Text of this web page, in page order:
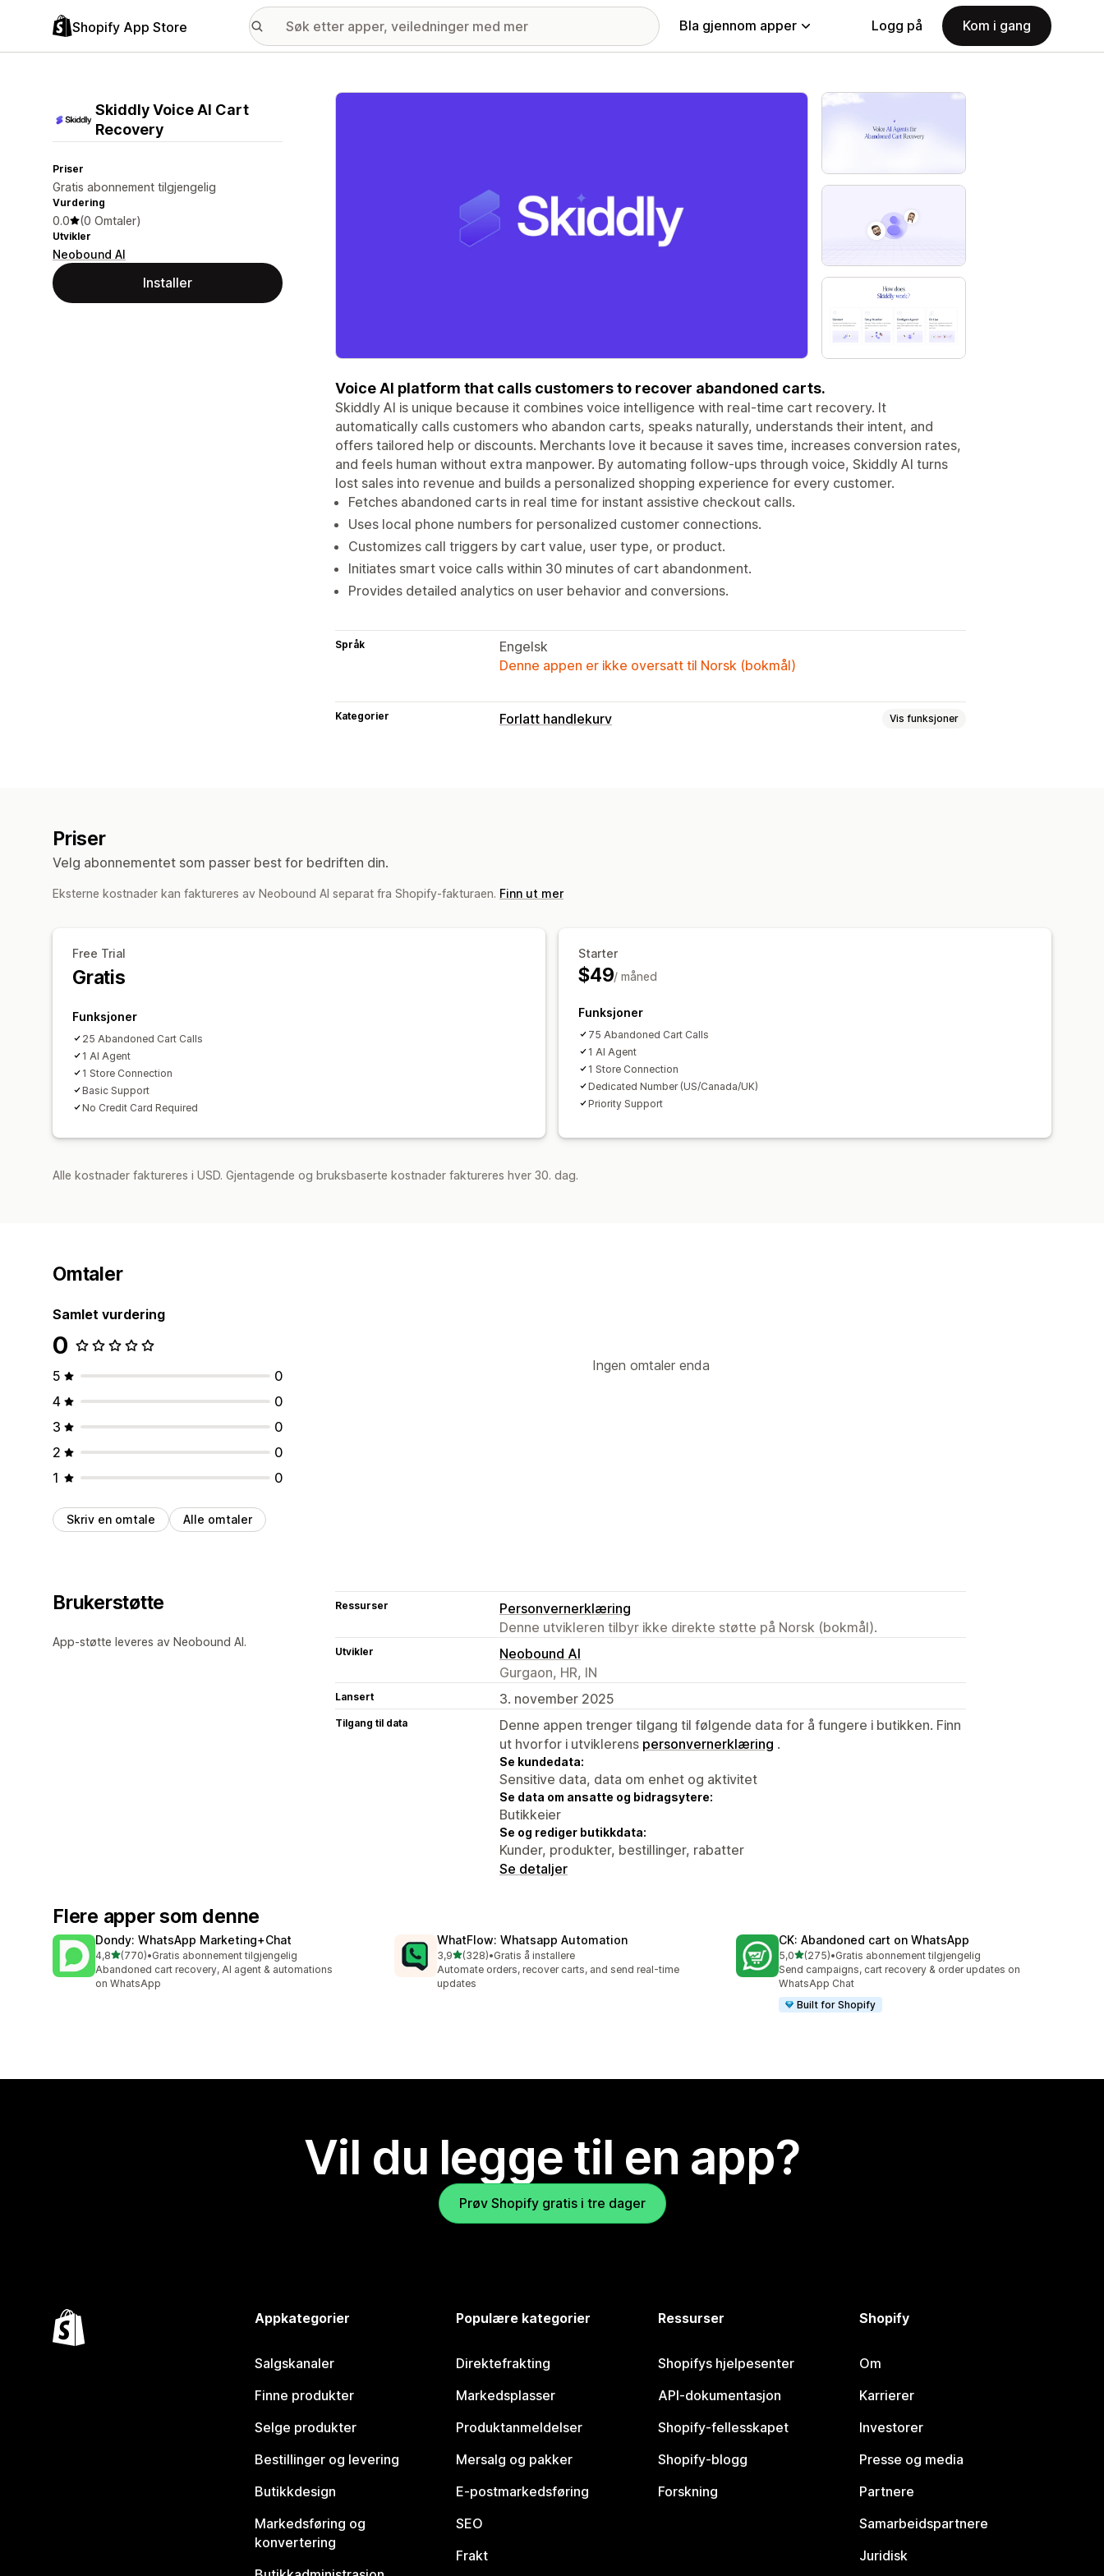
Shopify App Store Bla gjennom apper Logg på Kom i gang
Skiddly Voice AI Cart
Recovery
Priser
Gratis abonnement tilgjengelig
Vurdering
0.0 (0 Omtaler)
Utvikler
Neobound AI
Installer
Galleri med fremhevede bilder
Voice AI platform that calls customers to recover abandoned carts.
Skiddly AI is unique because it combines voice intelligence with real-time cart recovery. It
automatically calls customers who abandon carts, speaks naturally, understands their intent, and
offers tailored help or discounts. Merchants love it because it saves time, increases conversion rates,
and feels human without extra manpower. By automating follow-ups through voice, Skiddly AI turns
lost sales into revenue and builds a personalized shopping experience for every customer.
Fetches abandoned carts in real time for instant assistive checkout calls.
Uses local phone numbers for personalized customer connections.
Customizes call triggers by cart value, user type, or product.
Initiates smart voice calls within 30 minutes of cart abandonment.
Provides detailed analytics on user behavior and conversions.
Språk
Engelsk
Denne appen er ikke oversatt til Norsk (bokmål)
Kategorier Forlatt handlekurv Vis funksjoner
Priser
Velg abonnementet som passer best for bedriften din.
Eksterne kostnader kan faktureres av Neobound AI separat fra Shopify-fakturaen. Finn ut mer
Free Trial
Gratis
Funksjoner
25 Abandoned Cart Calls
1 AI Agent
1 Store Connection
Basic Support
No Credit Card Required
Starter
$49/ måned
Funksjoner
75 Abandoned Cart Calls
1 AI Agent
1 Store Connection
Dedicated Number (US/Canada/UK)
Priority Support
Alle kostnader faktureres i USD. Gjentagende og bruksbaserte kostnader faktureres hver 30. dag.
Omtaler
Samlet vurdering
0
5
0
4
0
3
0
2
0
1
0
Skriv en omtale Alle omtaler
Ingen omtaler enda
Brukerstøtte
App-støtte leveres av Neobound AI.
Ressurser
Personvernerklæring
Denne utvikleren tilbyr ikke direkte støtte på Norsk (bokmål).
Utvikler
Neobound AI
Gurgaon, HR, IN
Lansert 3. november 2025
Tilgang til data
Denne appen trenger tilgang til følgende data for å fungere i butikken. Finn
ut hvorfor i utviklerens personvernerklæring .
Se kundedata:
Sensitive data, data om enhet og aktivitet
Se data om ansatte og bidragsytere:
Butikkeier
Se og rediger butikkdata:
Kunder, produkter, bestillinger, rabatter
Se detaljer
Flere apper som denne
Dondy: WhatsApp Marketing+Chat
4,8av 5 stjerner
(770)
Totalt 770 omtaler
•Gratis abonnement tilgjengelig
Abandoned cart recovery, AI agent & automations
on WhatsApp
WhatFlow: Whatsapp Automation
3,9av 5 stjerner
(328)
Totalt 328 omtaler
•Gratis å installere
Automate orders, recover carts, and send real-time
updates
CK: Abandoned cart on WhatsApp
5,0av 5 stjerner
(275)
Totalt 275 omtaler
•Gratis abonnement tilgjengelig
Send campaigns, cart recovery & order updates on
WhatsApp Chat
Built for Shopify
Vil du legge til en app?
Prøv Shopify gratis i tre dager
Appkategorier
Salgskanaler
Finne produkter
Selge produkter
Bestillinger og levering
Butikkdesign
Markedsføring og
konvertering
Populære kategorier
Direktefrakting
Markedsplasser
Produktanmeldelser
Mersalg og pakker
E-postmarkedsføring
SEO
Frakt
Ressurser
Shopifys hjelpesenter
API-dokumentasjon
Shopify-fellesskapet
Shopify-blogg
Forskning
Shopify
Om
Karrierer
Investorer
Presse og media
Partnere
Samarbeidspartnere
Juridisk